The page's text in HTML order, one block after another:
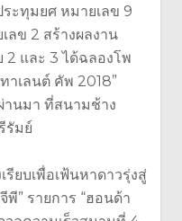
ะทุมยศ หมายเลข 9
ลข 2 สร้างผลงาน
2 และ 3 ได้ฉลองโพ
าเลนต์ คัพ 2018”
านมา ที่สนามช้าง
รัมย์
ยบเพื่อเฟ้นหาดาวรุ่งสู่
” รายการ “ฮอนด้า